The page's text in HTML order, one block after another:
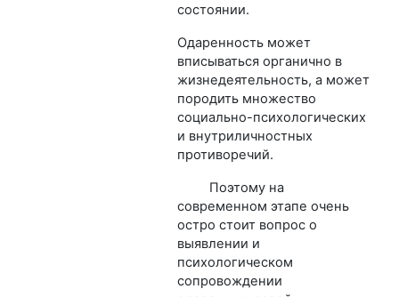
состоянии.
Одаренность может
вписываться органично в
жизнедеятельность, а может
породить множество
социально-психологических
и внутриличностных
противоречий.
Поэтому на
современном этапе очень
остро стоит вопрос о
выявлении и
психологическом
сопровождении